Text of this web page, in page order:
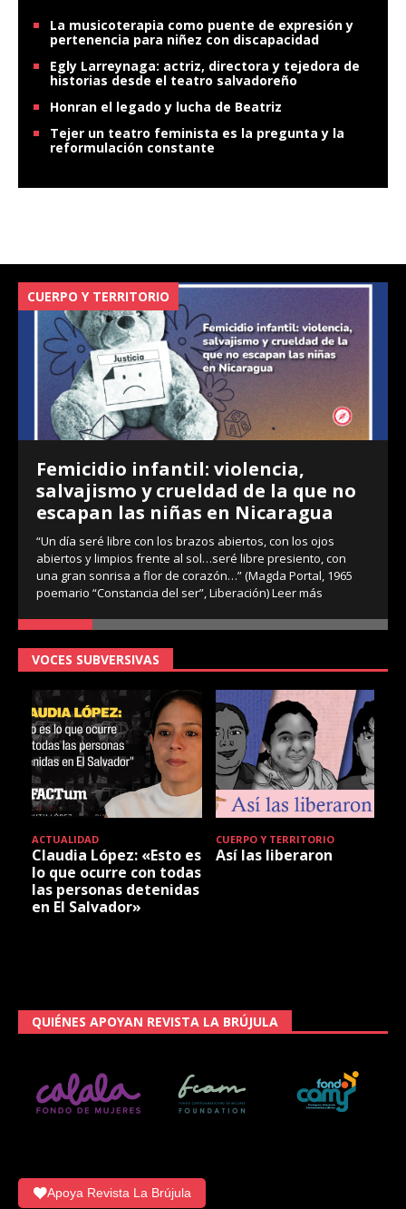
La musicoterapia como puente de expresión y
pertenencia para niñez con discapacidad
Egly Larreynaga: actriz, directora y tejedora de
historias desde el teatro salvadoreño
Honran el legado y lucha de Beatriz
Tejer un teatro feminista es la pregunta y la
reformulación constante
CUERPO Y TERRITORIO
Femicidio infantil: violencia,
salvajismo y crueldad de la que no
escapan las niñas en Nicaragua
“Un día seré libre con los brazos abiertos, con los ojos
abiertos y limpios frente al sol…seré libre presiento, con
una gran sonrisa a flor de corazón…” (Magda Portal, 1965
poemario “Constancia del ser”, Liberación)Leer más
VOCES SUBVERSIVAS
ACTUALIDAD
Claudia López: «Esto es
lo que ocurre con todas
las personas detenidas
en El Salvador»
CUERPO Y TERRITORIO
Así las liberaron
QUIÉNES APOYAN REVISTA LA BRÚJULA
Apoya Revista La Brújula